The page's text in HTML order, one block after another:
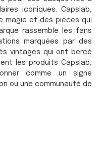
iconiques. Capslab,
magie et des pièces qui
rassemble les fans
marquées par des
vintages qui ont bercé
les produits Capslab,
comme un signe
ou une communauté de